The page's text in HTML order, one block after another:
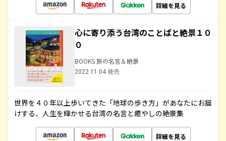
詳細を見る
心に寄り添う台湾のことばと絶景１０
０
BOOKS 旅の名言＆絶景
2022.11.04 発売
世界を４０年以上歩いてきた「地球の歩き方」があなたにお届
けする、人生を輝かせる台湾の名言と癒やしの絶景集
詳細を見る